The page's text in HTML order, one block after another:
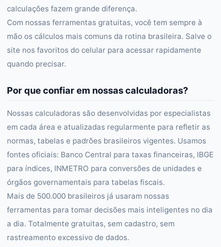
calculações fazem grande diferença.
Com nossas ferramentas gratuitas, você tem sempre à
mão os cálculos mais comuns da rotina brasileira. Salve o
site nos favoritos do celular para acessar rapidamente
quando precisar.
Por que confiar em nossas calculadoras?
Nossas calculadoras são desenvolvidas por especialistas
em cada área e atualizadas regularmente para refletir as
normas, tabelas e padrões brasileiros vigentes. Usamos
fontes oficiais: Banco Central para taxas financeiras, IBGE
para índices, INMETRO para conversões de unidades e
órgãos governamentais para tabelas fiscais.
Mais de 500.000 brasileiros já usaram nossas
ferramentas para tomar decisões mais inteligentes no dia
a dia. Totalmente gratuitas, sem cadastro, sem
rastreamento excessivo de dados.